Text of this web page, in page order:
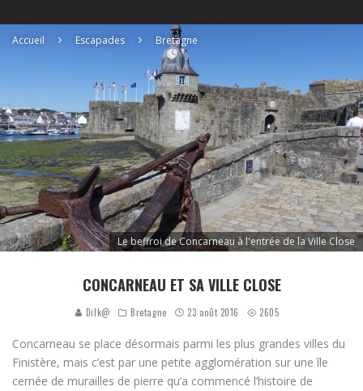
Accueil Escapades Bretagne
Le beffroi de Concarneau à l'entrée de la Ville Close
CONCARNEAU ET SA VILLE CLOSE
Dilk@ Bretagne 23 août 2016 2605
Concarneau se place désormais parmi les plus grandes villes du
Finistère, mais c’est par une petite agglomération sur une île
cernée de murailles de pierre qu’a commencé l’histoire de